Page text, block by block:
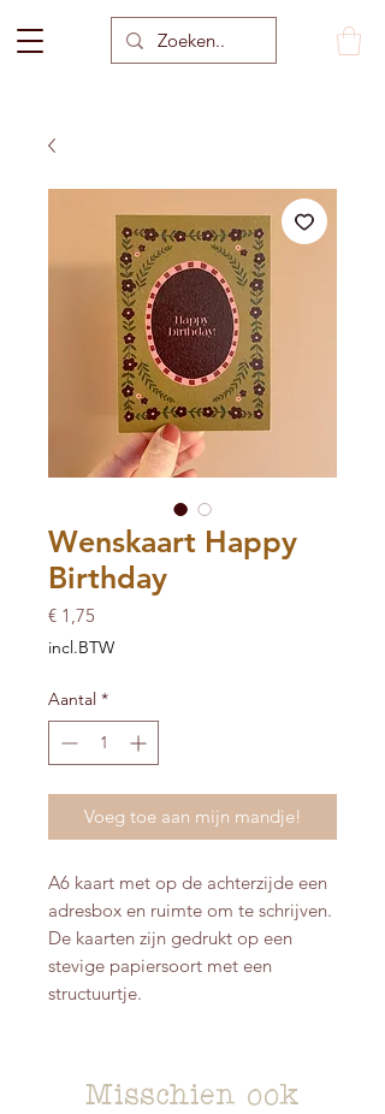
Wenskaart Happy
Birthday
€ 1,75Prijs
incl.BTW
Aantal *
Voeg toe aan mijn mandje!
A6 kaart met op de achterzijde een
adresbox en ruimte om te schrijven.
De kaarten zijn gedrukt op een
stevige papiersoort met een
structuurtje.
Misschien ook